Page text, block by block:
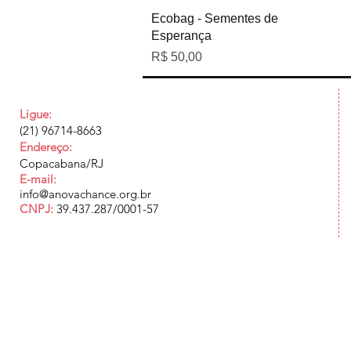
Visualização rápida
Ecobag - Sementes de
Esperança
Preço
R$ 50,00
Ligue:
(21) 96714-8663
Endereço:
Copacabana/RJ
E-mail:
info@anovachance.org.br
CNPJ: 39.437.287/0001-57